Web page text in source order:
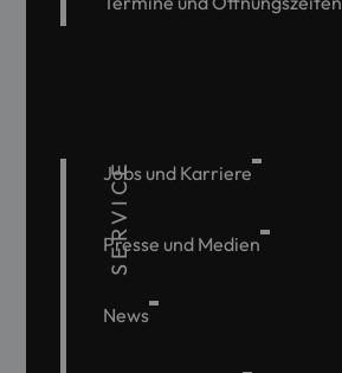
SERVICE
Jobs und Karriere
Presse und Medien
News